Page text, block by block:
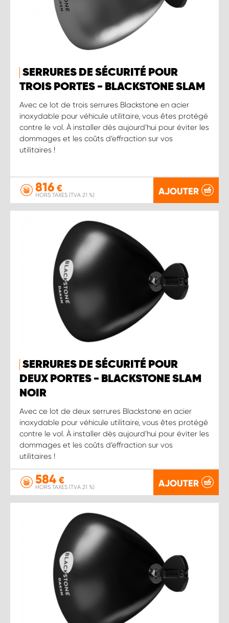
SERRURES DE SÉCURITÉ POUR
TROIS PORTES - BLACKSTONE SLAM
Avec ce lot de trois serrures Blackstone en acier
inoxydable pour véhicule utilitaire, vous êtes protégé
contre le vol. À installer dès aujourd’hui pour éviter les
dommages et les coûts d’effraction sur vos
utilitaires !
816 €
HORS TAXES (TVA 21 %) AJOUTER
SERRURES DE SÉCURITÉ POUR
DEUX PORTES - BLACKSTONE SLAM
NOIR
Avec ce lot de deux serrures Blackstone en acier
inoxydable pour véhicule utilitaire, vous êtes protégé
contre le vol. À installer dès aujourd’hui pour éviter les
dommages et les coûts d’effraction sur vos
utilitaires !
584 €
HORS TAXES (TVA 21 %) AJOUTER